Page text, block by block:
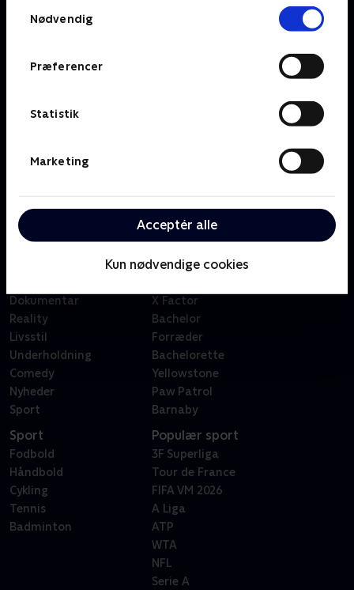
Nødvendig
Præferencer
Statistik
Marketing
Acceptér alle
Kun nødvendige cookies
Om TV 2 Play
Gavekort til TV 2 Play
Kategorier
Børn
Dokumentar
Reality
Livsstil
Underholdning
Comedy
Nyheder
Sport
Populært
Klovn
Badehotellet
X Factor
Bachelor
Forræder
Bachelorette
Yellowstone
Paw Patrol
Barnaby
Sport
Fodbold
Håndbold
Cykling
Tennis
Badminton
Populær sport
3F Superliga
Tour de France
FIFA VM 2026
A Liga
ATP
WTA
NFL
Serie A